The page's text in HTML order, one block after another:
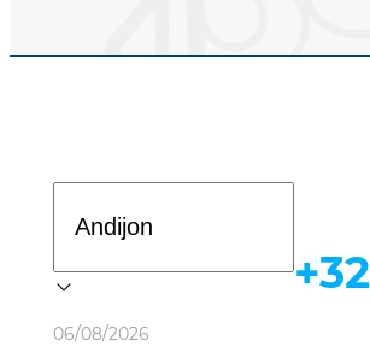
Ob-
06/08/2026